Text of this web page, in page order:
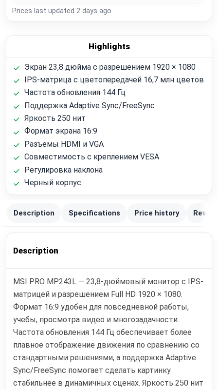
Prices last updated 2 days ago
Highlights
Экран 23,8 дюйма с разрешением 1920 × 1080
IPS-матрица с цветопередачей 16,7 млн цветов
Частота обновления 144 Гц
Поддержка Adaptive Sync/FreeSync
Яркость 250 нит
Формат экрана 16:9
Разъемы HDMI и VGA
Совместимость с креплением VESA
Регулировка наклона
Черный корпус
Description Specifications Price history
Description
MSI PRO MP243L — 23,8-дюймовый монитор с IPS-
матрицей и разрешением Full HD 1920 × 1080.
Формат 16:9 удобен для повседневной работы,
учебы, просмотра видео и многозадачности.
Частота обновления 144 Гц обеспечивает более
плавное отображение движения по сравнению со
стандартными решениями, а поддержка Adaptive
Sync/FreeSync помогает сделать картинку
стабильнее в динамичных сценах. Яркость 250 нит